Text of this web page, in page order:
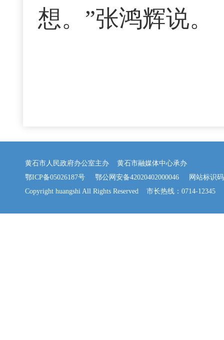
想。”张鸿辉说。
黄石市人民政府办公室主办 黄石市融媒体中心承办
鄂ICP备05026187号
鄂公网安备42020402000046 网站标识码
Copyright huangshi All Rights Reserved 市长热线：0714-12345